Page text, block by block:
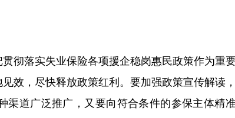
彻落实失业保险各项援企稳岗惠民政策作为重
效，尽快释放政策红利。要加强政策宣传解读
渠道广泛推广，又要向符合条件的参保主体精